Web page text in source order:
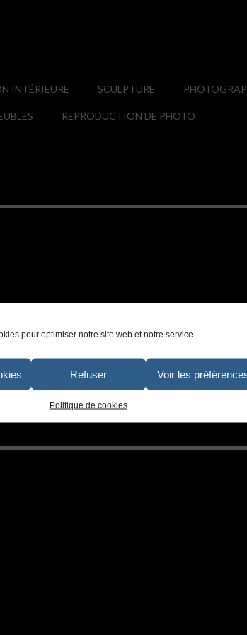
pour optimiser notre site web et notre service.
Refuser Voir les
Politique de cookies
INTÉRIEURE SCULPTURE
REPRODUCTION DE PHOTO